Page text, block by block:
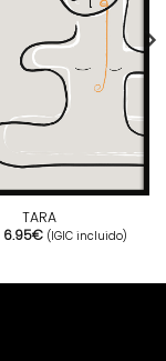
TARA
6.95€ (IGIC incluido)